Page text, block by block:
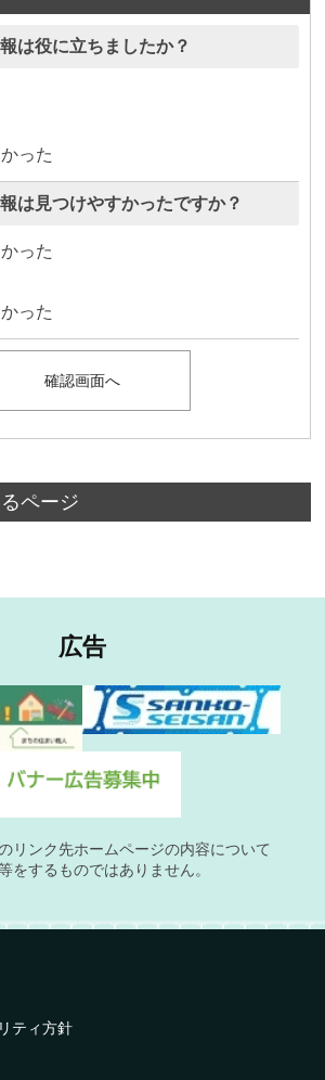
は役に立ちましたか？
った
は見つけやすかったですか？
った
った
ページ
広告
リンク先ホームページの内容について
をするものではありません。
ティ方針